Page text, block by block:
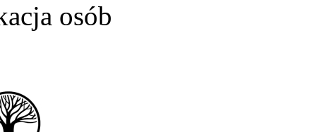
osób